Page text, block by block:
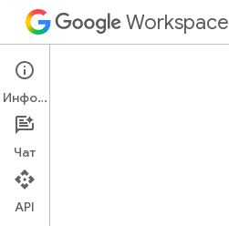
Workspace
Google Classroom
Обзор
Информация
Чат
API